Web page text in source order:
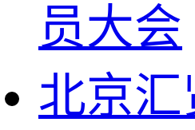
员大会
北京